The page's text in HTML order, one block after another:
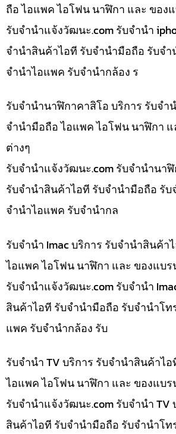
ถือ ไอแพค ไอโฟน นาฬิกา และ ของ
รับจํานําแจ้งวัฒนะ.com รับจำนำ
จำนำสินค้าไอที รับจำนำมือถือ รับจ
จำนำไอแพค รับจำนำกล้อง ร
รับจำนำนาฬิกาคาสิโอ บริการ รับจำ
จำนำมือถือ ไอแพค ไอโฟน นาฬิกา
ต่างๆ
รับจํานําแจ้งวัฒนะ.com รับจำนำนา
รับจำนำสินค้าไอที รับจำนำมือถือ รั
จำนำไอแพค รับจำนำกล
รับจำนำ Imac บริการ รับจำนำสินค้า
ไอแพค ไอโฟน นาฬิกา และ ของแบร
รับจํานําแจ้งวัฒนะ.com รับจำนำ
สินค้าไอที รับจำนำมือถือ รับจำนำโ
แพค รับจำนำกล้อง รับ
รับจำนำ TV บริการ รับจำนำสินค้าไ
ไอแพค ไอโฟน นาฬิกา และ ของแบร
รับจํานําแจ้งวัฒนะ.com รับจำนำ TV
สินค้าไอที รับจำนำมือถือ รับจำนำโ